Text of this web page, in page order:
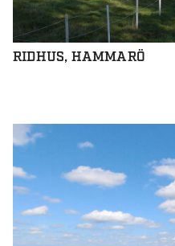
RIDHUS, HAMMARÖ